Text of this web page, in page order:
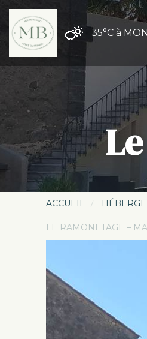
35°C à
ACCUEIL
LE RAMONETAGE –